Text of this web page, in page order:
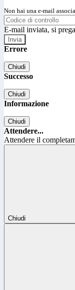
Non hai una e-mail
E-mail inviata, si
Errore
Chiudi
Successo
Chiudi
Informazione
Chiudi
Attendere...
Attendere il
Chiudi